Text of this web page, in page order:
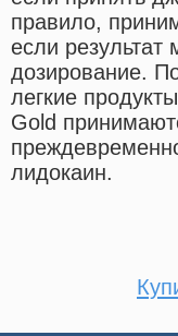
правило,
если
дозирование.
легкие
Gold
лидокаин.